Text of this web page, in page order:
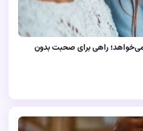
راهی برای صحبت بدون